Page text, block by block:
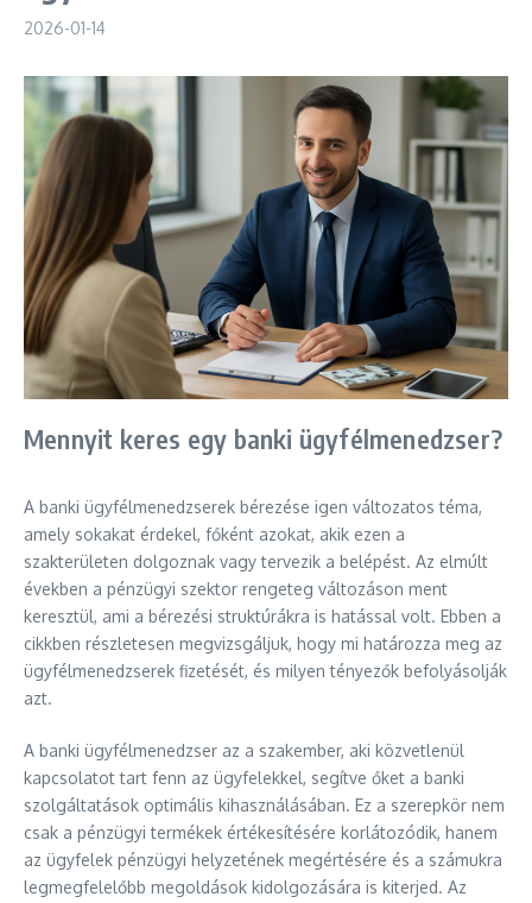
2026-01-14
Mennyit keres egy banki ügyfélmenedzser?
A banki ügyfélmenedzserek bérezése igen változatos téma,
amely sokakat érdekel, főként azokat, akik ezen a
szakterületen dolgoznak vagy tervezik a belépést. Az elmúlt
években a pénzügyi szektor rengeteg változáson ment
keresztül, ami a bérezési struktúrákra is hatással volt. Ebben a
cikkben részletesen megvizsgáljuk, hogy mi határozza meg az
ügyfélmenedzserek fizetését, és milyen tényezők befolyásolják
azt.
A banki ügyfélmenedzser az a szakember, aki közvetlenül
kapcsolatot tart fenn az ügyfelekkel, segítve őket a banki
szolgáltatások optimális kihasználásában. Ez a szerepkör nem
csak a pénzügyi termékek értékesítésére korlátozódik, hanem
az ügyfelek pénzügyi helyzetének megértésére és a számukra
legmegfelelőbb megoldások kidolgozására is kiterjed. Az